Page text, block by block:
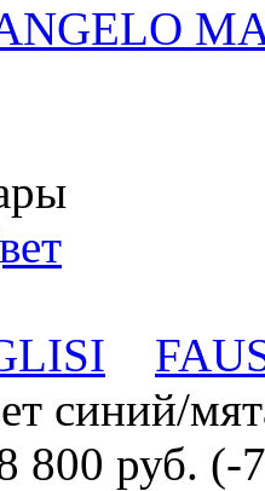
синий/
800 руб. (-